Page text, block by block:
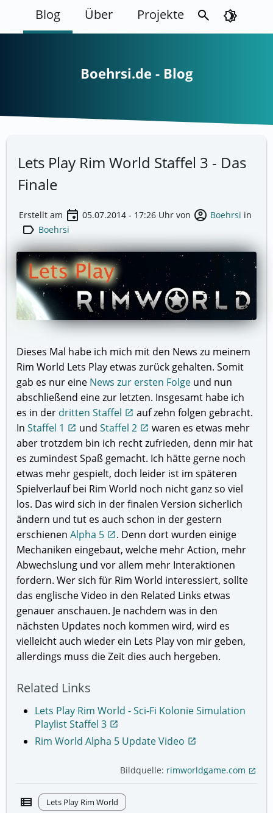
Blog Über Projekte search brightness_4
Boehrsi.de - Blog
Lets Play Rim World Staffel 3 - Das
Finale
Erstellt am event 05.07.2014 - 17:26 Uhr von account_circle Boehrsi in
label Boehrsi
Dieses Mal habe ich mich mit den News zu meinem
Rim World Lets Play etwas zurück gehalten. Somit
gab es nur eine News zur ersten Folge und nun
abschließend eine zur letzten. Insgesamt habe ich
es in der dritten Staffel open_in_new auf zehn folgen gebracht.
InStaffel 1 open_in_new undStaffel 2 open_in_new waren es etwas mehr
aber trotzdem bin ich recht zufrieden, denn mir hat
es zumindest Spaß gemacht. Ich hätte gerne noch
etwas mehr gespielt, doch leider ist im späteren
Spielverlauf bei Rim World noch nicht ganz so viel
los. Das wird sich in der finalen Version sicherlich
ändern und tut es auch schon in der gestern
erschienenAlpha 5 open_in_new. Denn dort wurden einige
Mechaniken eingebaut, welche mehr Action, mehr
Abwechslung und vor allem mehr Interaktionen
fordern. Wer sich für Rim World interessiert, sollte
das englische Video in den Related Links etwas
genauer anschauen. Je nachdem was in den
nächsten Updates noch kommen wird, wird es
vielleicht auch wieder ein Lets Play von mir geben,
allerdings muss die Zeit dies auch hergeben.
Related Links
Lets Play Rim World - Sci-Fi Kolonie Simulation
Playlist Staffel 3 open_in_new
Rim World Alpha 5 Update Video open_in_new
Bildquelle: rimworldgame.com open_in_new
view_list Lets Play Rim World